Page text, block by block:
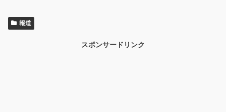
報道
スポンサードリンク